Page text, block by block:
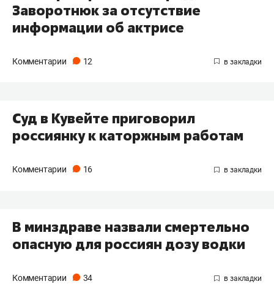
Заворотнюк за отсутствие
информации об актрисе
Комментарии 12
Суд в Кувейте приговорил
россиянку к каторжным работам
Комментарии 16
В минздраве назвали смертельно
опасную для россиян дозу водки
Комментарии 34